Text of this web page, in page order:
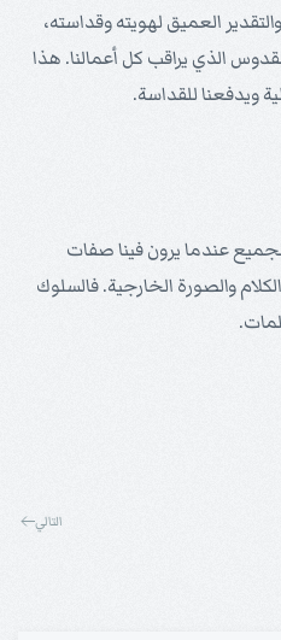
العميق لهويته وقداسته،
الذي يراقب كل أعمالنا. هذا
ويدفعنا للقداسة.
عندما يرون فينا صفات
والصورة الخارجية. فالسلوك
التالي